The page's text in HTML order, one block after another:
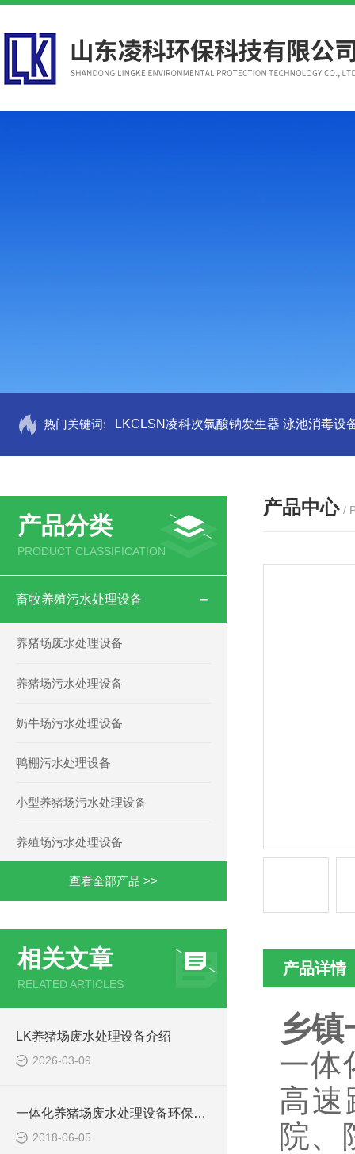
热门关键词: LKCLSN凌科次氯酸钠发生器 泳池消毒设
产品分类
PRODUCT CLASSIFICATION
畜牧养殖污水处理设备
养猪场废水处理设备
养猪场污水处理设备
奶牛场污水处理设备
鸭棚污水处理设备
小型养猪场污水处理设备
养殖场污水处理设备
查看全部产品 >>
相关文章
RELATED ARTICLES
LK养猪场废水处理设备介绍
2026-03-09
一体化养猪场废水处理设备环保局新要求
2018-06-05
产品中心 /
产品详情
乡
一体
高速
院、